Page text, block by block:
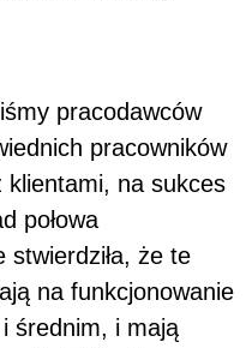
pracodawców
pracowników
klientami, na sukces
połowa
stwierdziła, że te
na funkcjonowanie
średnim, i mają